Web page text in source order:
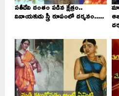
సతీదేవి దంతం పడిన క్షేత్రం..
వినాయకుడు స్త్రీ రూపంలో దర్శనం.....